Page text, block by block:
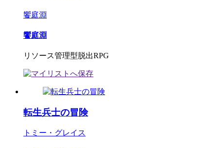
饗庭淵
饗庭淵
リソース管理型脱出RPG
転生兵士の冒険
トミー・グレイス